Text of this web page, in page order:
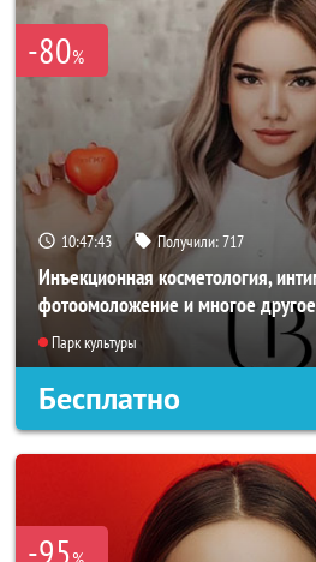
-80%
10:47:40 Получили:717
Инъекционная косметология,
фотоомоложение и многое другое
Парк культуры
Бесплатно
-95